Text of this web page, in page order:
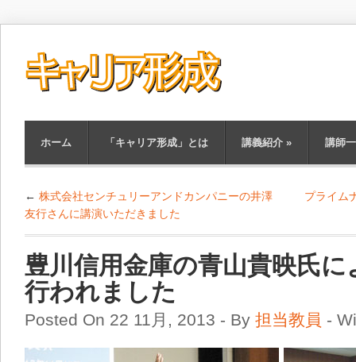
ホーム 「キャリア形成」とは 講義紹介 » 講師
← 株式会社センチュリーアンドカンパニーの井澤
友行さんに講演いただきました
プライム
豊川信用金庫の青山貴映氏
行われました
Posted On 22 11月, 2013 - By 担当教員 -